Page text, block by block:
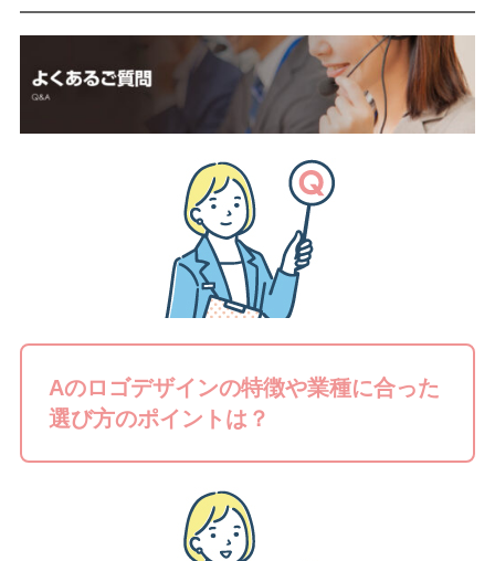
Aのロゴデザインの特徴や業種に合った
選び方のポイントは？